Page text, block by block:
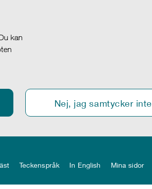
kan
Nej, jag samtycker inte
Teckenspråk In English Mina sidor